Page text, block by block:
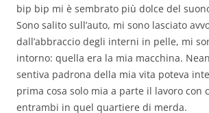
bip bip mi è sembrato più dolce del
Sono salito sull’auto, mi sono lasciato
dall’abbraccio degli interni in pelle, mi
intorno: quella era la mia macchina.
sentiva padrona della mia vita poteva
prima cosa solo mia a parte il lavoro con
entrambi in quel quartiere di merda.